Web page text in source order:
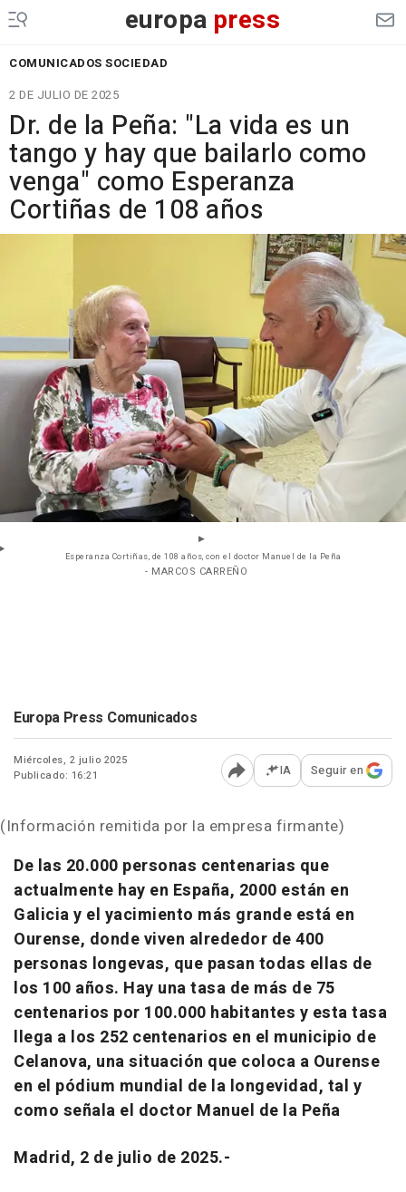
europa press
COMUNICADOS SOCIEDAD
2 DE JULIO DE 2025
Dr. de la Peña: "La vida es un
tango y hay que bailarlo como
venga" como Esperanza
Cortiñas de 108 años
Esperanza Cortiñas, de 108 años, con el doctor Manuel de la Peña
- MARCOS CARREÑO
Europa Press Comunicados
Miércoles, 2 julio 2025
Publicado: 16:21
Abrir opciones para
IA Seguir en
(Información remitida por la empresa firmante)
De las 20.000 personas centenarias que
actualmente hay en España, 2000 están en
Galicia y el yacimiento más grande está en
Ourense, donde viven alrededor de 400
personas longevas, que pasan todas ellas de
los 100 años. Hay una tasa de más de 75
centenarios por 100.000 habitantes y esta tasa
llega a los 252 centenarios en el municipio de
Celanova, una situación que coloca a Ourense
en el pódium mundial de la longevidad, tal y
como señala el doctor Manuel de la Peña
Madrid, 2 de julio de 2025.-